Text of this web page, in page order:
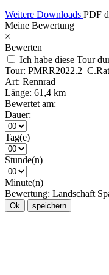
Weitere Downloads PDF
Meine Bewertung
×
Bewerten
Ich habe diese Tour
Tour:
Art: Rennrad
Länge: 61,4 km
Bewertet am:
Dauer:
Tag(e)
Stunde(n)
Minute(n)
Bewertung: Landschaft
Ok speichern